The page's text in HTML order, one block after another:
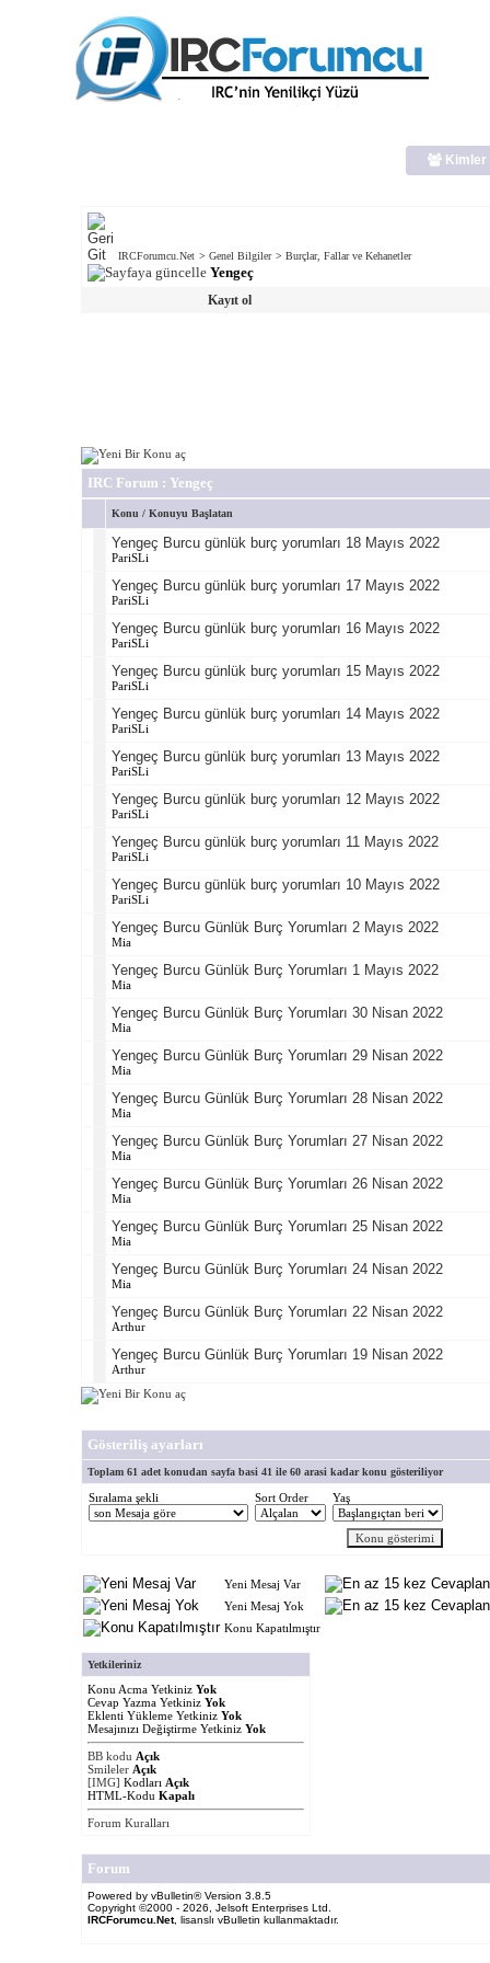
Kimler
IRCForumcu.Net > Genel Bilgiler > Burçlar, Fallar ve Kehanetler
Yengeç
Kayıt ol
IRC Forum : Yengeç
Konu / Konuyu Başlatan
Yengeç Burcu günlük burç yorumları 18 Mayıs 2022
PariSLi
Yengeç Burcu günlük burç yorumları 17 Mayıs 2022
PariSLi
Yengeç Burcu günlük burç yorumları 16 Mayıs 2022
PariSLi
Yengeç Burcu günlük burç yorumları 15 Mayıs 2022
PariSLi
Yengeç Burcu günlük burç yorumları 14 Mayıs 2022
PariSLi
Yengeç Burcu günlük burç yorumları 13 Mayıs 2022
PariSLi
Yengeç Burcu günlük burç yorumları 12 Mayıs 2022
PariSLi
Yengeç Burcu günlük burç yorumları 11 Mayıs 2022
PariSLi
Yengeç Burcu günlük burç yorumları 10 Mayıs 2022
PariSLi
Yengeç Burcu Günlük Burç Yorumları 2 Mayıs 2022
Mia
Yengeç Burcu Günlük Burç Yorumları 1 Mayıs 2022
Mia
Yengeç Burcu Günlük Burç Yorumları 30 Nisan 2022
Mia
Yengeç Burcu Günlük Burç Yorumları 29 Nisan 2022
Mia
Yengeç Burcu Günlük Burç Yorumları 28 Nisan 2022
Mia
Yengeç Burcu Günlük Burç Yorumları 27 Nisan 2022
Mia
Yengeç Burcu Günlük Burç Yorumları 26 Nisan 2022
Mia
Yengeç Burcu Günlük Burç Yorumları 25 Nisan 2022
Mia
Yengeç Burcu Günlük Burç Yorumları 24 Nisan 2022
Mia
Yengeç Burcu Günlük Burç Yorumları 22 Nisan 2022
Arthur
Yengeç Burcu Günlük Burç Yorumları 19 Nisan 2022
Arthur
Gösteriliş ayarları
Toplam 61 adet konudan sayfa basi 41 ile 60 arasi kadar konu gösteriliyor
Sıralama şekli Sort Order Yaş
Yeni Mesaj Var
Yeni Mesaj Yok
Konu Kapatılmıştır
Yetkileriniz
Konu Acma Yetkiniz Yok
Cevap Yazma Yetkiniz Yok
Eklenti Yükleme Yetkiniz Yok
Mesajınızı Değiştirme Yetkiniz Yok
BB kodu Açık
Smileler Açık
[IMG] Kodları Açık
HTML-Kodu Kapalı
Forum Kuralları
Forum
Powered by vBulletin® Version 3.8.5
Copyright ©2000 - 2026, Jelsoft Enterprises Ltd.
IRCForumcu.Net, lisanslı vBulletin kullanmaktadır.